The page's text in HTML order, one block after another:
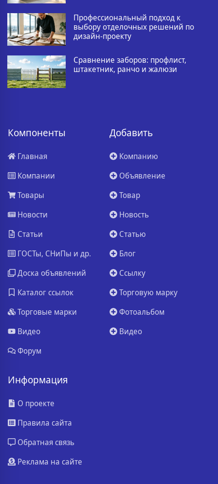
Профессиональный подход к
выбору отделочных решений по
дизайн-проекту
Сравнение заборов: профлист,
штакетник, ранчо и жалюзи
Компоненты
Главная
Компании
Товары
Новости
Статьи
ГОСТы, СНиПы и др.
Доска объявлений
Каталог ссылок
Торговые марки
Видео
Форум
Добавить
Компанию
Объявление
Товар
Новость
Статью
Блог
Ссылку
Торговую марку
Фотоальбом
Видео
Информация
О проекте
Правила сайта
Обратная связь
Реклама на сайте